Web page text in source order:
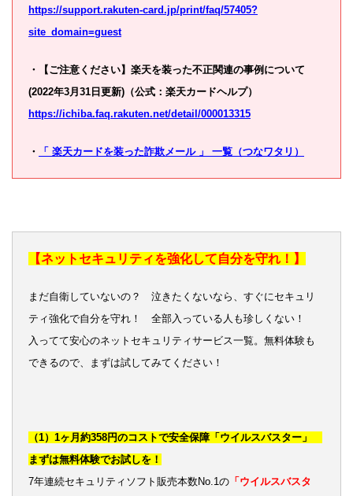
https://support.rakuten-card.jp/print/faq/57405?
site_domain=guest
・【ご注意ください】楽天を装った不正関連の事例について
(2022年3月31日更新)（公式：楽天カードヘルプ）
https://ichiba.faq.rakuten.net/detail/000013315
・ 「 楽天カードを装った詐欺メール 」 一覧（つなワタリ）
【ネットセキュリティを強化して自分を守れ！】
まだ自衛していないの？ 泣きたくないなら、すぐにセキュリ
ティ強化で自分を守れ！ 全部入っている人も珍しくない！
入ってて安心のネットセキュリティサービス一覧。無料体験も
できるので、まずは試してみてください！
（1）1ヶ月約358円のコストで安全保障「ウイルスバスター」
まずは無料体験でお試しを！
7年連続セキュリティソフト販売本数No.1の 「ウイルスバスタ